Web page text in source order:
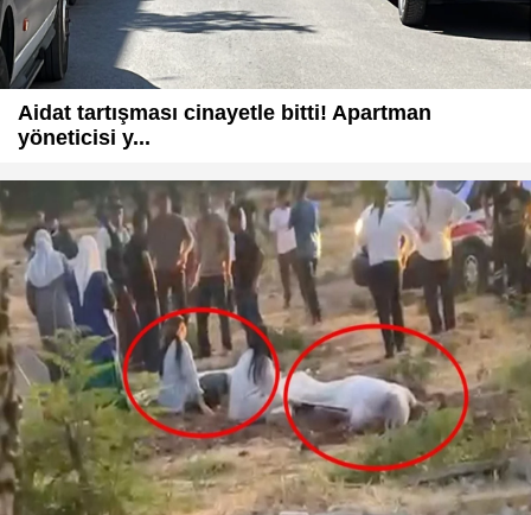
Aidat tartışması cinayetle bitti! Apartman
yöneticisi y...